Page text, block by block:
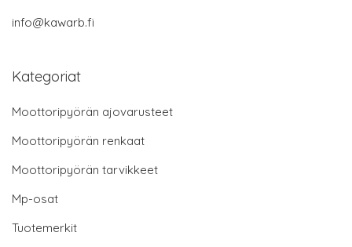
info@kawarb.fi
Kategoriat
Moottoripyörän ajovarusteet
Moottoripyörän renkaat
Moottoripyörän tarvikkeet
Mp-osat
Tuotemerkit